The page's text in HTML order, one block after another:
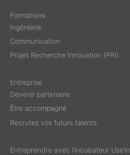
Formations
Ingénierie
Communication
Projet Recherche Innovation (PRI)
Entreprise
Devenir partenaire
Être accompagné
Recrutez vos futurs talents
Entreprendre avec l’incubateur Use’in